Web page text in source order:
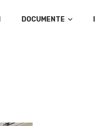
DOCUMENTE